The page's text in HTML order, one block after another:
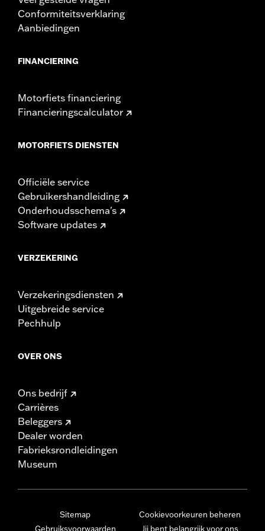
Conformiteitsverklaring
Aanbiedingen
FINANCIERING
Motorfiets financiering
Financieringscalculator
MOTORFIETS DIENSTEN
Officiële service
Gebruikershandleiding
Onderhoudsschema's
Software updates
VERZEKERING
Verzekeringsdiensten
Uitgebreide service
Pechhulp
OVER ONS
Ons bedrijf
Carrières
Beleggers
Dealer worden
Fabrieksrondleidingen
Museum
Sitemap
Gebruiksvoorwaarden
Cookievoorkeuren beheren
Jij bent belangrijk voor ons